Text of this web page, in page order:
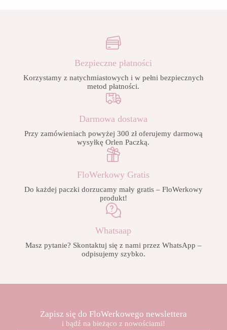
Bezpieczne płatności
Korzystamy z natychmiastowych i w pełni bezpiecznych
metod płatności.
Darmowa dostawa
Przy zamówieniach powyżej 300 zł oferujemy darmową
wysyłkę Orlen Paczką.
FloWerkowy Gratis
Do każdej paczki dorzucamy mały gratis – FloWerkowy
produkt!
Whatsaap
Masz pytanie? Skontaktuj się z nami przez WhatsApp –
odpisujemy szybko.
Zapisz się do FloWerkowego newslettera
i bądź na bieżąco z nowościami!